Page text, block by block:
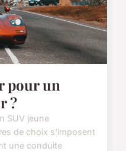
pour un
?
SUV jeune
de choix s'imposent
une conduite